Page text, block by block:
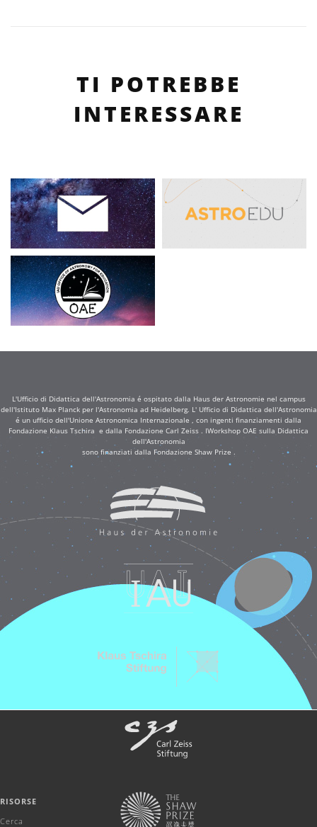
TI POTREBBE
INTERESSARE
L'Ufficio di Didattica dell'Astronomia é ospitato dalla Haus der Astronomie nel campus
dell'Istituto Max Planck per l'Astronomia ad Heidelberg. L' Ufficio di Didattica dell'Astronomia
é un ufficio dell'Unione Astronomica Internazionale , con ingenti finanziamenti dalla
Fondazione Klaus Tschira e dalla Fondazione Carl Zeiss . IWorkshop OAE sulla Didattica
dell'Astronomia
sono finanziati dalla Fondazione Shaw Prize .
RISORSE
Cerca